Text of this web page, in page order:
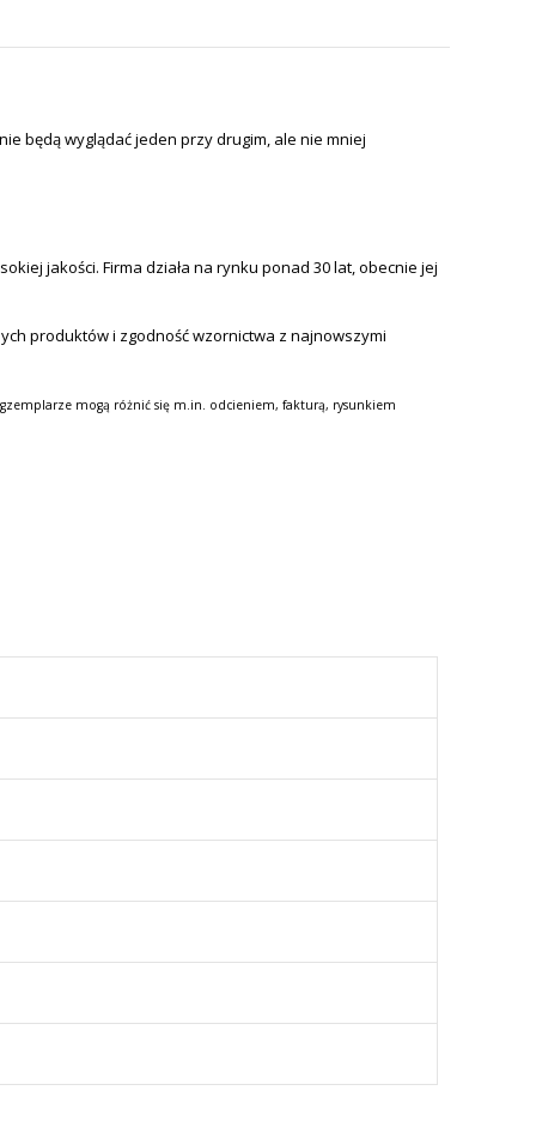
będą wyglądać jeden przy drugim, ale nie mniej
jakości. Firma działa na rynku ponad 30 lat, obecnie jej
produktów i zgodność wzornictwa z najnowszymi
mogą różnić się m.in. odcieniem, fakturą, rysunkiem